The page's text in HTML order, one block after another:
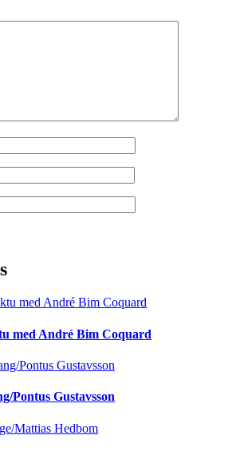
med André Bim Coquard
Pontus Gustavsson